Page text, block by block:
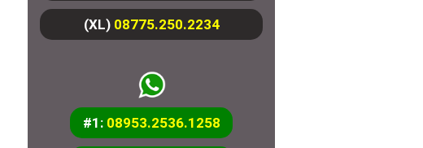
(XL) 08775.250.2234
#1: 08953.2536.1258